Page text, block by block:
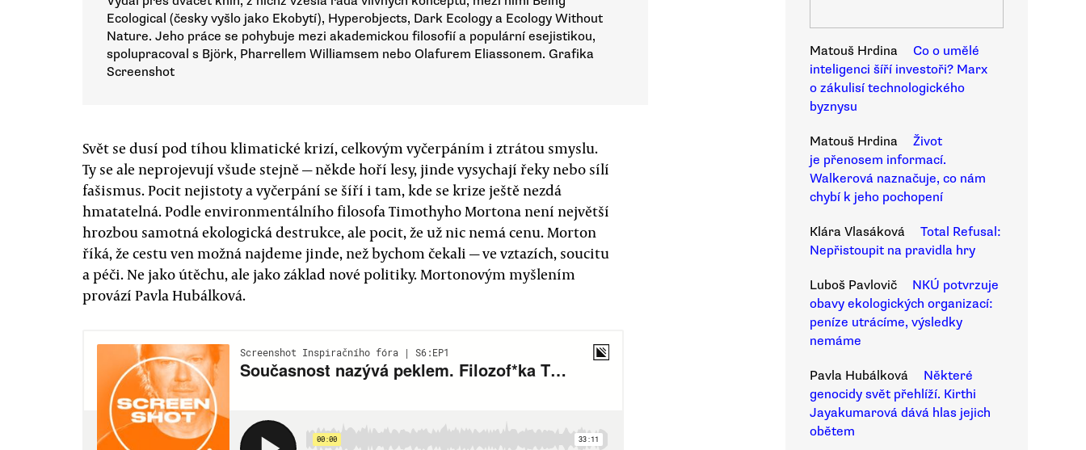
Ecological (česky vyšlo jako Ekobytí), Hyperobjects, Dark Ecology a Ecology Without
Nature. Jeho práce se pohybuje mezi akademickou filosofií a populární esejistikou,
spolupracoval s Björk, Pharrellem Williamsem nebo Olafurem Eliassonem. Grafika
Screenshot
Svět se dusí pod tíhou klimatické krizí, celkovým vyčerpáním i ztrátou smyslu.
Ty se ale neprojevují všude stejně — někde hoří lesy, jinde vysychají řeky nebo sílí
fašismus. Pocit nejistoty a vyčerpání se šíří i tam, kde se krize ještě nezdá
hmatatelná. Podle environmentálního filosofa Timothyho Mortona není největší
hrozbou samotná ekologická destrukce, ale pocit, že už nic nemá cenu. Morton
říká, že cestu ven možná najdeme jinde, než bychom čekali — ve vztazích, soucitu
a péči. Ne jako útěchu, ale jako základ nové politiky. Mortonovým myšlením
provází Pavla Hubálková.
Matouš Hrdina
Co o umělé
inteligenci šíří investoři? Marx
o zákulisí technologického
byznysu
Matouš Hrdina
Život
je přenosem informací.
Walkerová naznačuje, co nám
chybí k jeho pochopení
Klára Vlasáková
Total Refusal:
Nepřistoupit na pravidla hry
Luboš Pavlovič
NKÚ potvrzuje
obavy ekologických organizací:
peníze utrácíme, výsledky
nemáme
Pavla Hubálková
Některé
genocidy svět přehlíží. Kirthi
Jayakumarová dává hlas jejich
obětem